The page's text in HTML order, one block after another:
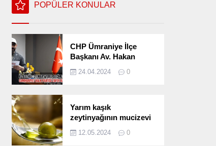
POPÜLER KONULAR
CHP Ümraniye İlçe
Başkanı Av. Hakan
Seçimlerini
24.04.2024 0
Yarım kaşık
zeytinyağının mucizevi
12.05.2024 0